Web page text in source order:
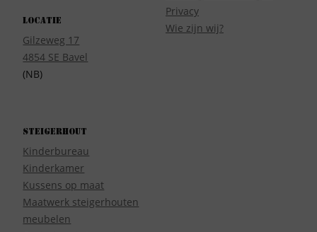
Locatie
Gilzeweg 17
4854 SE Bavel
(NB)
Privacy
Wie zijn wij?
Steigerhout
Kinderbureau
Kinderkamer
Kussens op maat
Maatwerk steigerhouten
meubelen